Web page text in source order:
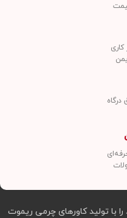
۱۴۰۰ فعالیت خود را با تولید کاورهای چرمی ریموت